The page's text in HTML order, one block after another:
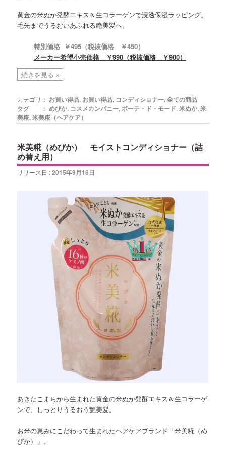
黄金の米ぬか発酵エキス＆生コラーゲンで浸透保湿ラッピング。
毛先までうるおいあふれる艶美髪へ。
特別価格￥495（税抜価格 ￥450）
メーカー希望小売価格 ￥990（税抜価格 ￥900）
続きを見る »
カテゴリ： お買い得品, お買い得品, コンディショナー,全ての商品
タグ ： めびか, コスメカンパニー, ボーテ・ド・モード,米ぬか,米
美糀,米美糀（ヘアケア）
米美糀（めびか） モイストコンディショナー（詰
め替え用）
リリース日 :2015年9月16日
あきたこまちから生まれた黄金の米ぬか発酵エキス＆生コラーゲ
ンで、しっとりうるおう艶美髪。
お米の恵みにこだわって生まれたヘアケアブランド「米美糀（め
びか）」。